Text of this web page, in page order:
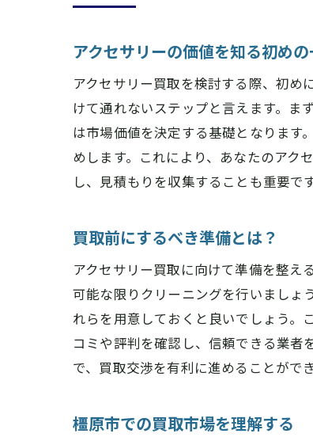
アクセサリーの価値を知る初め
アクセサリー買取を検討する際、初め
けて通れないステップと言えます。ま
は市場価値を決定する基礎となります
めします。これにより、あなたのアク
し、見積もりを収集することも重要で
買取前にするべき準備とは？
アクセサリー買取に向けて準備を整え
可能な限りクリーニングを行いましょ
れらを用意しておくと良いでしょう。
コミや評判を確認し、信頼できる業者
で、買取交渉を有利に進めることがで
橿原市での買取市場を理解する